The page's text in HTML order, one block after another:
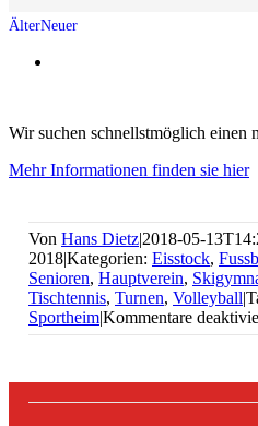
Wir suchen schnellstmöglich einen
Mehr Informationen finden sie hier
Von Hans Dietz|2018-05-
2018|Kategorien: Eisstock,
Senioren, Hauptverein,
Tischtennis, Turnen, Volleyball|
Sportheim|Kommentare